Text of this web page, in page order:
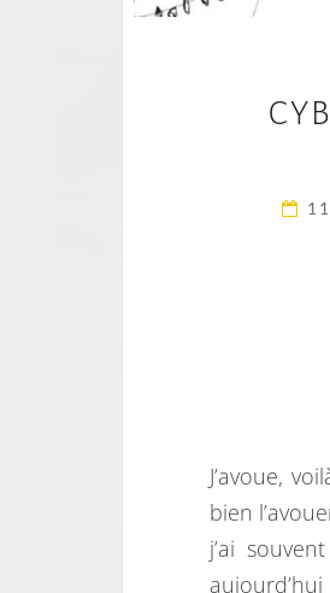
J’avoue,
bien
j’ai